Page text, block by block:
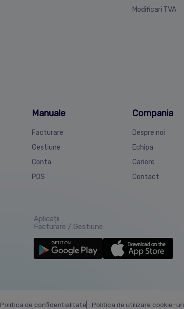
Modificari TVA
Manuale
Facturare
Gestiune
Conta
POS
Compania
Despre noi
Echipa
Cariere
Contact
Aplicații
Facturare / Gestiune
Politica de confidentialitate Politica de utilizare cookie-uri